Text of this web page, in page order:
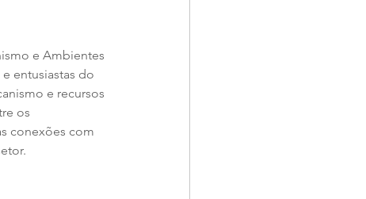
e Ambientes
entusiastas do
e recursos
os
conexões com